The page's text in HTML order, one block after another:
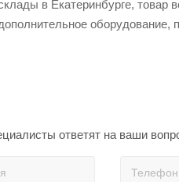
в Екатеринбурге, товар
оборудование,
ответят на ваши